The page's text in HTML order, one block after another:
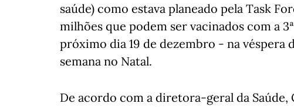
saúde) como estava planeado pela Task
milhões que podem ser vacinados com a
próximo dia 19 de dezembro - na véspera
semana no Natal.
De acordo com a diretora-geral da Saúde,